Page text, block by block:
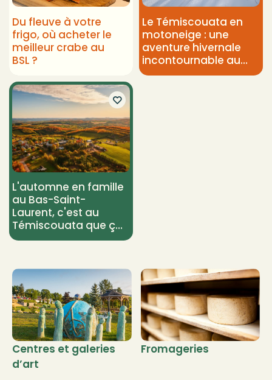
Du fleuve à votre
frigo, où acheter le
meilleur crabe au
BSL ?
Le Témiscouata en
motoneige : une
aventure hivernale
incontournable au
Bas-Saint-Laurent
L'automne en famille
au Bas-Saint-
Laurent, c'est au
Témiscouata que ça
se passe!
Centres et galeries
d’art
Fromageries